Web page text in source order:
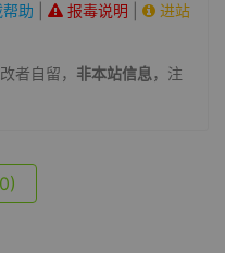
助 报毒说明
进站
者自留， 非本站信息，注